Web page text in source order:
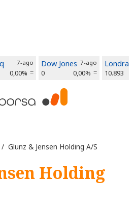
7-ago
0,00%
Dow Jones 7-ago
0 0,00%
Londra
10.893
/ Glunz & Jensen Holding A/S
Holding